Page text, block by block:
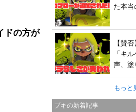
ドの方が
た本当
【賛
「キ
声、塗
らしさ
もっと
ブキの新着記事